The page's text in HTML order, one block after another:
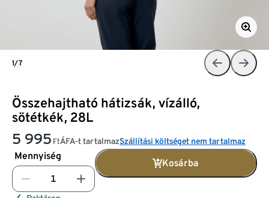
Összehajtható hátizsák, vízálló,
sötétkék, 28L
5 995 FtÁFA-t tartalmazSzállítási költséget nem tartalmaz
Mennyiség
Kosárba
1/7